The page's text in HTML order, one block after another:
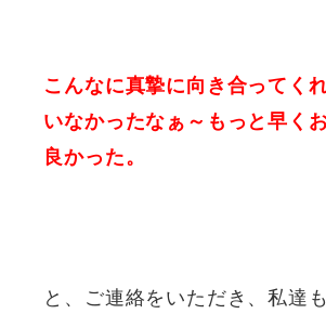
こんなに真摯に向き合ってく
いなかったなぁ～もっと早く
良かった。
と、ご連絡をいただき、私達